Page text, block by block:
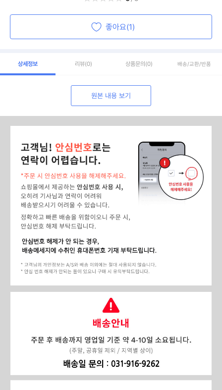
좋아요(1)
상세정보 리뷰(0) 상품문의 (0) 배송/교환/반품
원본 내용 보기